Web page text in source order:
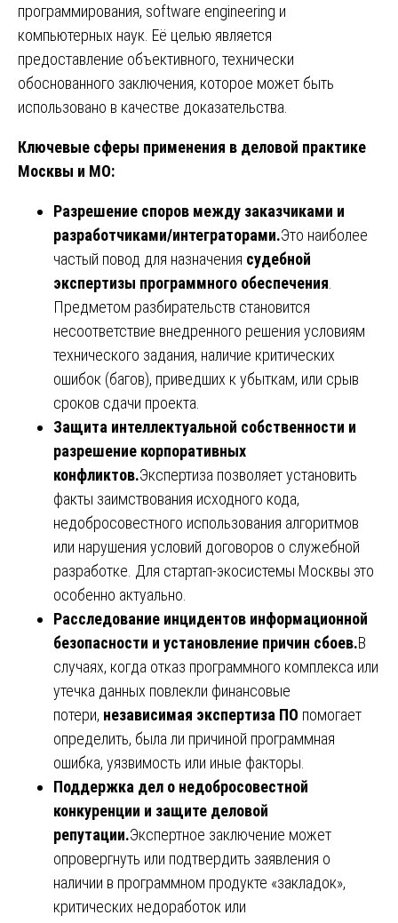
программирования, software engineering и
компьютерных наук. Её целью является
предоставление объективного, технически
обоснованного заключения, которое может быть
использовано в качестве доказательства.
Ключевые сферы применения в деловой практике
Москвы и МО:
Разрешение споров между заказчиками и
разработчиками/интеграторами.Это наиболее
частый повод для назначения судебной
экспертизы программного обеспечения
Предметом разбирательств становится
несоответствие внедренного решения условиям
технического задания, наличие критических
ошибок (багов), приведших к убыткам, или срыв
сроков сдачи проекта.
Защита интеллектуальной собственности и
разрешение корпоративных
конфликтов.Экспертиза позволяет установить
факты заимствования исходного кода,
недобросовестного использования алгоритмов
или нарушения условий договоров о служебной
разработке. Для стартап-экосистемы Москвы это
особенно актуально.
Расследование инцидентов информационной
безопасности и установление причин сбоев.В
случаях, когда отказ программного комплекса или
утечка данных повлекли финансовые
потери, независимая экспертиза ПО помогает
определить, была ли причиной программная
ошибка, уязвимость или иные факторы.
Поддержка дел о недобросовестной
конкуренции и защите деловой
репутации.Экспертное заключение может
опровергнуть или подтвердить заявления о
наличии в программном продукте «закладок»,
критических недоработок или